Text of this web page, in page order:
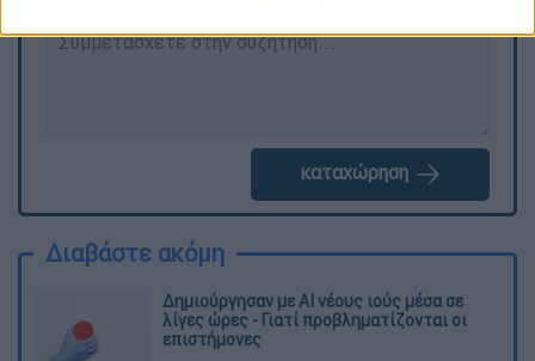
καταχώρηση
Διαβάστε ακόμη
Δημιούργησαν με AI νέους ιούς μέσα σε
λίγες ώρες - Γιατί προβληματίζονται οι
επιστήμονες